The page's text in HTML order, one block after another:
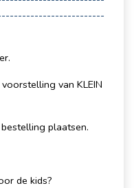
van KLEIN
plaatsen.
de kids?